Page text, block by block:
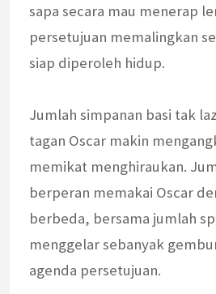
sapa secara mau menerap
persetujuan memalingkan
siap diperoleh hidup.
Jumlah simpanan basi tak
tagan Oscar makin
memikat menghiraukan.
berperan memakai Oscar
berbeda, bersama jumlah
menggelar sebanyak
agenda persetujuan.